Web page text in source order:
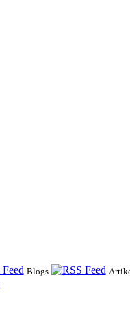
Blogs